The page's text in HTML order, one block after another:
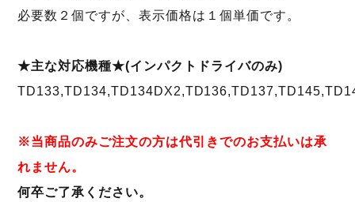
必要数２個ですが、表示価格は１個単価です。
★主な対応機種★(インパクトドライバのみ)
※当商品のみご注文の方は代引きでのお支払いは承
れません。
何卒ご了承ください。